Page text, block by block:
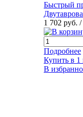
Быстрый
1 702 руб.
Подробнее
Купить в 1
В